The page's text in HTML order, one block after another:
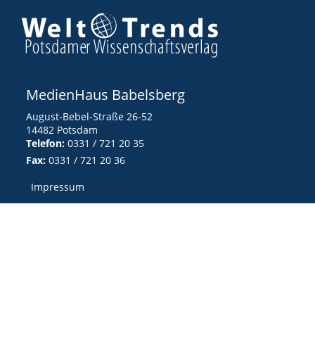
MedienHaus Babelsberg
August-Bebel-Straße 26-52
14482 Potsdam
Telefon: 0331 / 721 20 35
Fax: 0331 / 721 20 36
Impressum